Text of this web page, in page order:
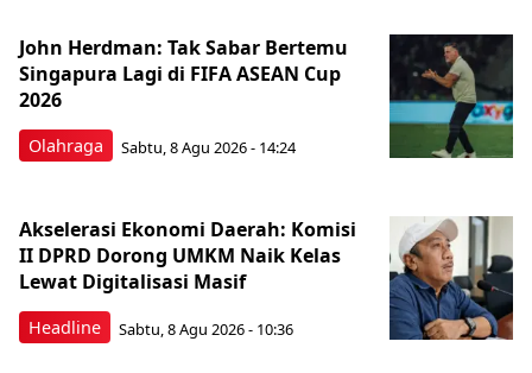
Olahraga
John Herdman: Tak Sabar Bertemu
Singapura Lagi di FIFA ASEAN Cup
2026
Sabtu, 8 Agu 2026 - 14:24
Headline
Akselerasi Ekonomi Daerah: Komisi
II DPRD Dorong UMKM Naik Kelas
Lewat Digitalisasi Masif
Sabtu, 8 Agu 2026 - 10:36